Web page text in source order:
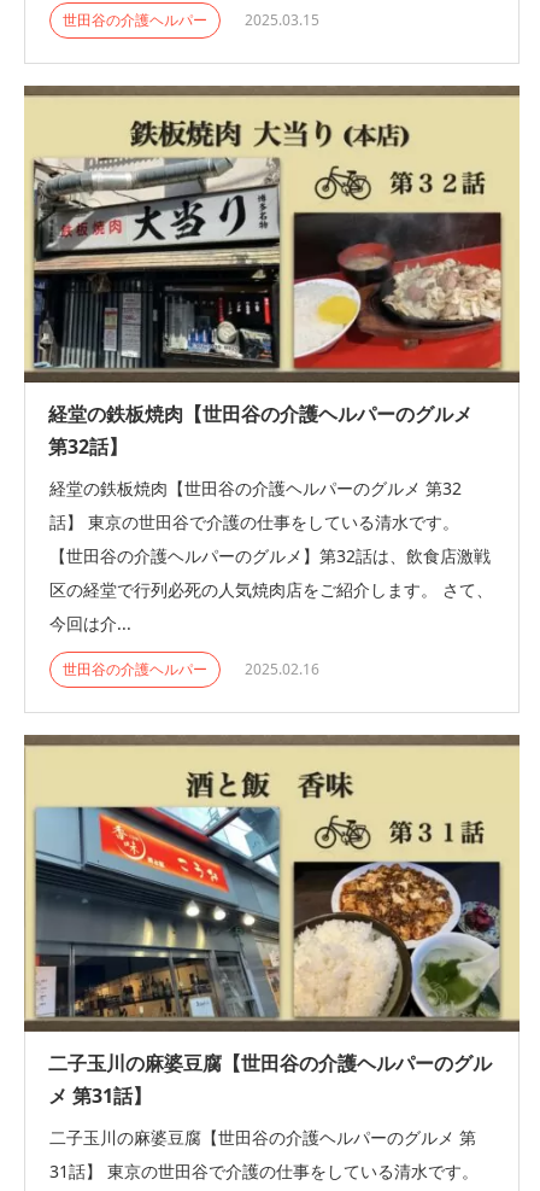
世田谷の介護ヘルパー 2025.03.15
経堂の鉄板焼肉【世田谷の介護ヘルパーのグルメ
第32話】
経堂の鉄板焼肉【世田谷の介護ヘルパーのグルメ 第32
話】 東京の世田谷で介護の仕事をしている清水です。
【世田谷の介護ヘルパーのグルメ】第32話は、飲食店激戦
区の経堂で行列必死の人気焼肉店をご紹介します。 さて、
今回は介...
世田谷の介護ヘルパー 2025.02.16
二子玉川の麻婆豆腐【世田谷の介護ヘルパーのグル
メ 第31話】
二子玉川の麻婆豆腐【世田谷の介護ヘルパーのグルメ 第
31話】 東京の世田谷で介護の仕事をしている清水です。